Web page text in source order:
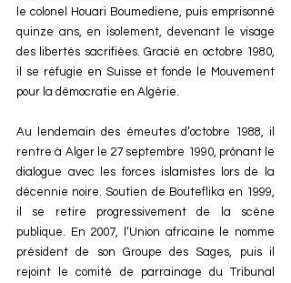
le colonel Houari Boumediene, puis emprisonné
quinze ans, en isolement, devenant le visage
des libertés sacrifiées. Gracié en octobre 1980,
il se réfugie en Suisse et fonde le Mouvement
pour la démocratie en Algérie.
Au lendemain des émeutes d’octobre 1988, il
rentre à Alger le 27 septembre 1990, prônant le
dialogue avec les forces islamistes lors de la
décennie noire. Soutien de Bouteflika en 1999,
il se retire progressivement de la scène
publique. En 2007, l’Union africaine le nomme
président de son Groupe des Sages, puis il
rejoint le comité de parrainage du Tribunal